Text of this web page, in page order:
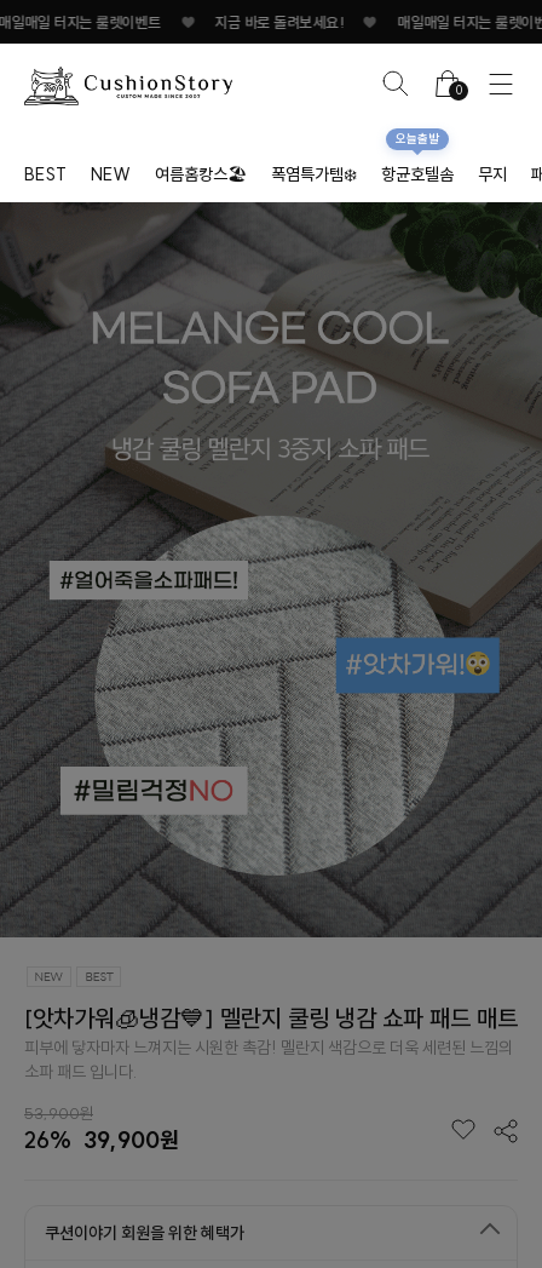
렛이벤트 ♥ 지금 바로 돌려보세요! ♥ 매일매일 터지는 룰렛이벤트 ♥ 지
0
BEST NEW 여름홈캉스🏖 폭염특가템❄️ 항균호텔솜
오늘출발
무지
[앗차가워🧊냉감💙] 멜란지 쿨링 냉감 쇼파 패드 매트
피부에 닿자마자 느껴지는 시원한 촉감! 멜란지 색감으로 더욱 세련된 느낌의
소파 패드 입니다.
53,900원
26% 39,900원
쿠션이야기 회원을 위한 혜택가